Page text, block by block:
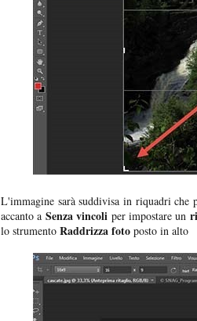
L'immagine sarà suddivisa in riquadri che
accanto a Senza vincoli per impostare un
lo strumento Raddrizza foto posto in alto